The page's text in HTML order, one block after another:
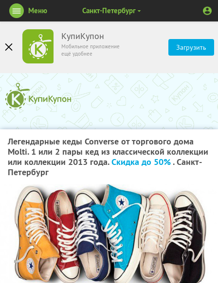
КупиКупон
Мобильное приложение
ещё удобнее
Загрузить
Меню Санкт-Петербург
Легендарные кеды Converse от торгового дома
Molti. 1 или 2 пары кед из классической коллекции
или коллекции 2013 года.Скидка до 50%. Санкт-
Петербург